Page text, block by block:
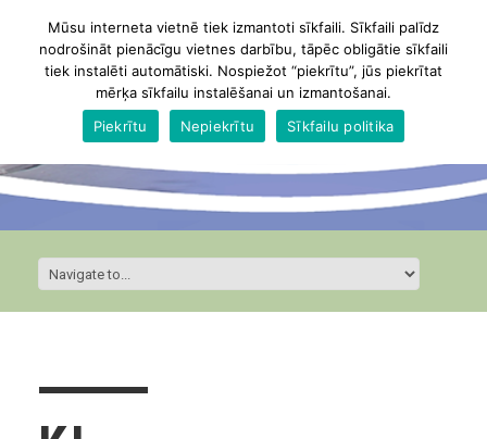
Mūsu interneta vietnē tiek izmantoti sīkfaili. Sīkfaili palīdz
nodrošināt pienācīgu vietnes darbību, tāpēc obligātie sīkfaili
tiek instalēti automātiski. Nospiežot “piekrītu”, jūs piekrītat
mērķa sīkfailu instalēšanai un izmantošanai.
Piekrītu
Nepiekrītu Sīkfailu politika